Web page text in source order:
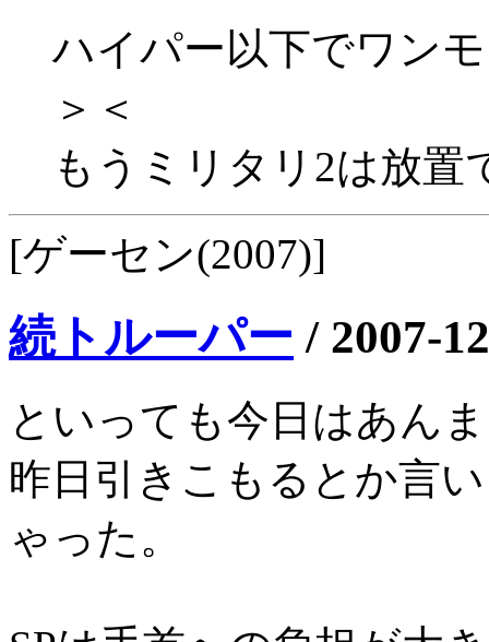
ハイパー以下でワン
＞＜
もうミリタリ2は放置
[ゲーセン(2007)]
続トルーパー / 2007-
といっても今日はあん
昨日引きこもるとか言
ゃった。